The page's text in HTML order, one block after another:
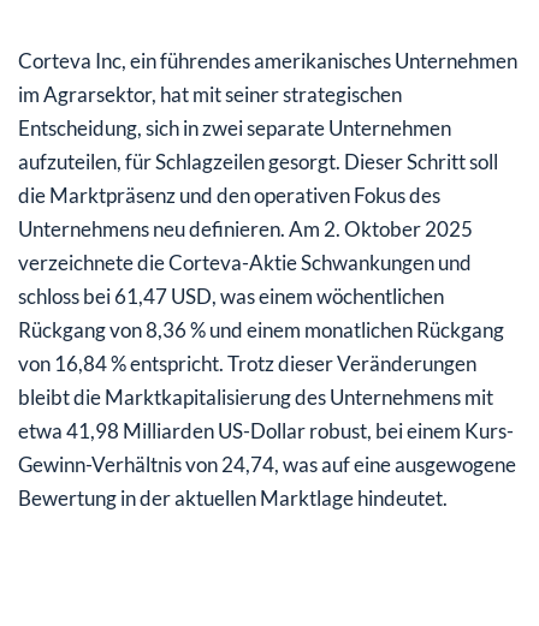
Welche Auswirkungen hat die Aufspaltung auf die
Marktposition von Corteva?
Was sollten Anleger für die Zukunft berücksichtigen?
Corteva Inc, ein führendes amerikanisches Unternehmen
im Agrarsektor, hat mit seiner strategischen
Entscheidung, sich in zwei separate Unternehmen
aufzuteilen, für Schlagzeilen gesorgt. Dieser Schritt soll
die Marktpräsenz und den operativen Fokus des
Unternehmens neu definieren. Am 2. Oktober 2025
verzeichnete die Corteva-Aktie Schwankungen und
schloss bei 61,47 USD, was einem wöchentlichen
Rückgang von 8,36 % und einem monatlichen Rückgang
von 16,84 % entspricht. Trotz dieser Veränderungen
bleibt die Marktkapitalisierung des Unternehmens mit
etwa 41,98 Milliarden US-Dollar robust, bei einem Kurs-
Gewinn-Verhältnis von 24,74, was auf eine ausgewogene
Bewertung in der aktuellen Marktlage hindeutet.